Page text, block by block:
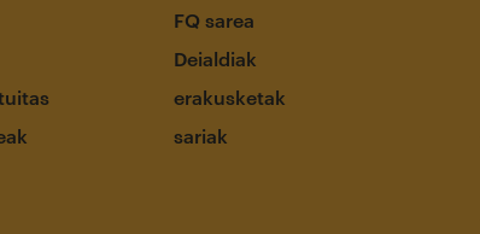
FQ sarea
Deialdiak
erakusketak
sariak